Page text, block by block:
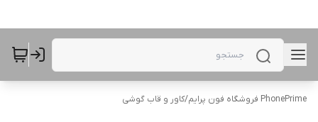
PhonePrime فروشگاه فون پرایم /کاور و قاب گوشی